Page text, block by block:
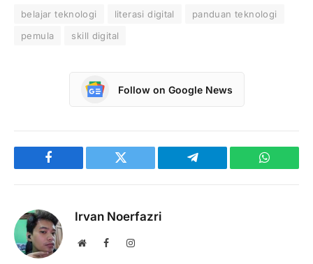
belajar teknologi literasi digital
panduan teknologi
pemula
skill digital
Follow on Google News
Facebook Twitter Telegram
Irvan Noerfazri
WebsiteFacebookInstagram